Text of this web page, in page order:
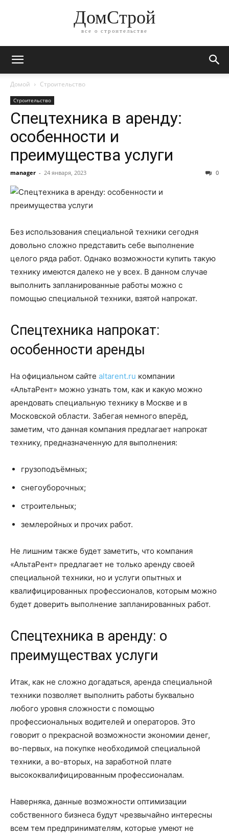
ДомСтрой
все о строительстве
Домой Строительство
Строительство
Спецтехника в аренду:
особенности и
преимущества услуги
manager - 24 января, 2023 0
Без использования специальной техники сегодня
довольно сложно представить себе выполнение
целого ряда работ. Однако возможности купить такую
технику имеются далеко не у всех. В данном случае
выполнить запланированные работы можно с
помощью специальной техники, взятой напрокат.
Спецтехника напрокат:
особенности аренды
На официальном сайте altarent.ru компании
«АльтаРент» можно узнать том, как и какую можно
арендовать специальную технику в Москве и в
Московской области. Забегая немного вперёд,
заметим, что данная компания предлагает напрокат
технику, предназначенную для выполнения:
грузоподъёмных;
снегоуборочных;
строительных;
землеройных и прочих работ.
Не лишним также будет заметить, что компания
«АльтаРент» предлагает не только аренду своей
специальной техники, но и услуги опытных и
квалифицированных профессионалов, которым можно
будет доверить выполнение запланированных работ.
Спецтехника в аренду: о
преимуществах услуги
Итак, как не сложно догадаться, аренда специальной
техники позволяет выполнить работы буквально
любого уровня сложности с помощью
профессиональных водителей и операторов. Это
говорит о прекрасной возможности экономии денег,
во-первых, на покупке необходимой специальной
техники, а во-вторых, на заработной плате
высококвалифицированным профессионалам.
Наверняка, данные возможности оптимизации
собственного бизнеса будут чрезвычайно интересны
всем тем предпринимателям, которые умеют не